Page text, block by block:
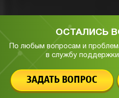
ОСТАЛИСЬ
По любым вопросам и
в службу поддержки
ЗАДАТЬ ВОПРОС